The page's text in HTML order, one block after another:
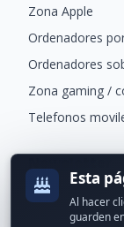
Zona Apple
Ordenadores
Ordenadores
Zona gaming /
Telefonos
Recibe ofertas
Esta
Al hacer
guarden